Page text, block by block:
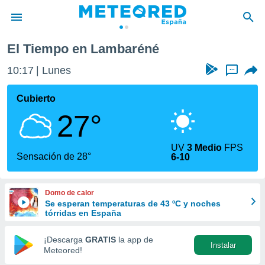
de
por
se
calidad.
a este
las
y
forma
digital
basada
El Tiempo en Lambaréné
10:17 Lunes ...
Cubierto
27°
Sensación de 28°
UV3 Medio FPS
6-10
Domo de calor
Se esperan temperaturas de 43 ºC y noches
tórridas en España
¡Descarga GRATIS la app de
Meteored!
Instalar